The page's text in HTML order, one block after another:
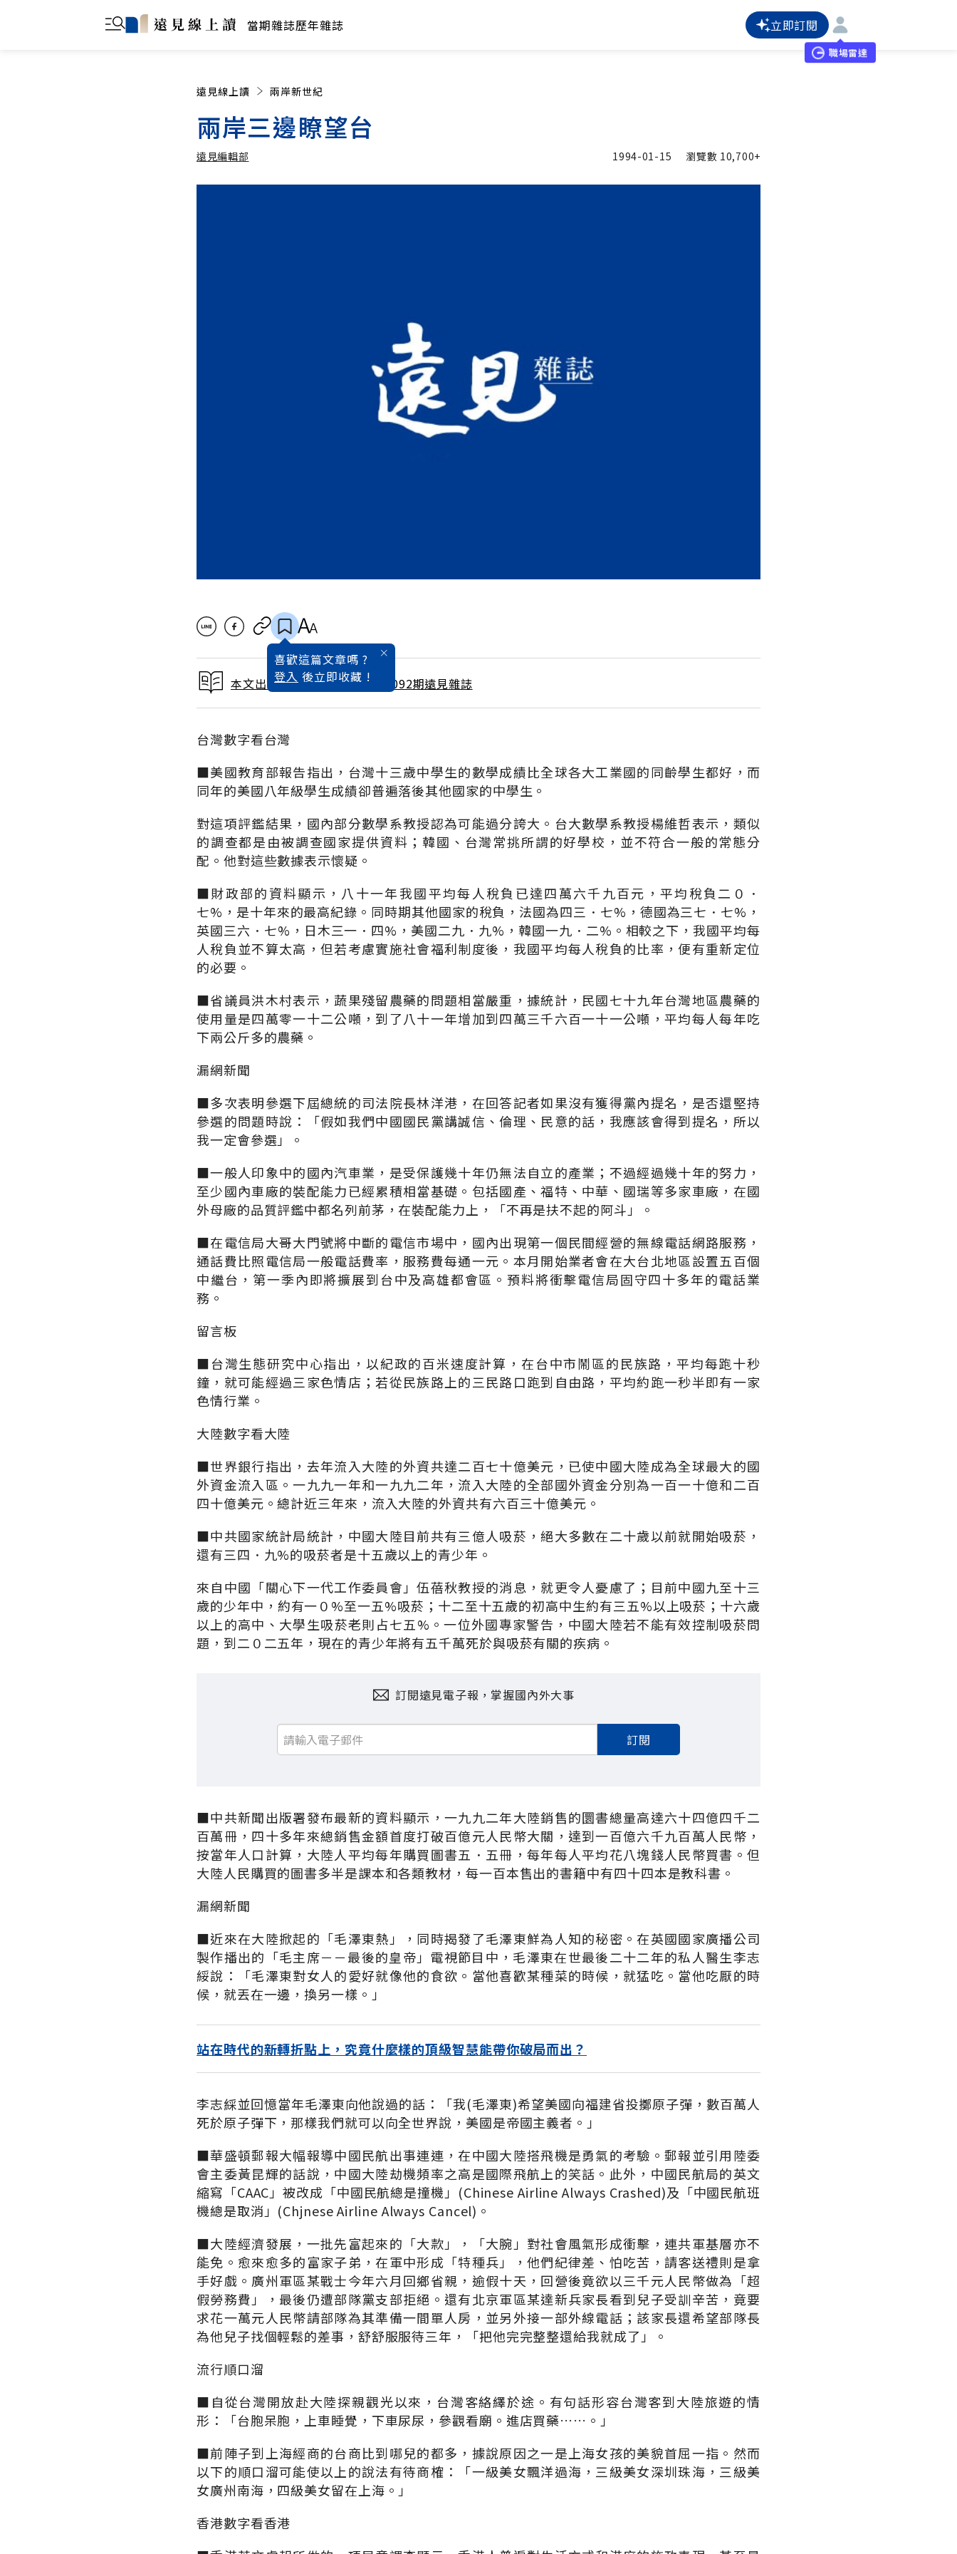
當期雜誌歷年雜誌 立即訂閱
職場雷達
遠見線上讀 兩岸新世紀
兩岸三邊瞭望台
遠見編輯部 1994-01-15 瀏覽數 10,700+
喜歡這篇文章嗎 ?
登入 後立即收藏 !
本文出自 1994 / 2月號雜誌 第092期遠見雜誌
台灣數字看台灣
■美國教育部報告指出，台灣十三歲中學生的數學成績比全球各大工業國的同齡學生都好，而
同年的美國八年級學生成績卻普遍落後其他國家的中學生。
對這項評鑑結果，國內部分數學系教授認為可能過分誇大。台大數學系教授楊維哲表示，類似
的調查都是由被調查國家提供資料；韓國、台灣常挑所謂的好學校，並不符合一般的常態分
配。他對這些數據表示懷疑。
■財政部的資料顯示，八十一年我國平均每人稅負已達四萬六千九百元，平均稅負二０．
七%，是十年來的最高紀錄。同時期其他國家的稅負，法國為四三．七%，德國為三七．七%，
英國三六．七%，日木三一．四%，美國二九．九%，韓國一九．二%。相較之下，我國平均每
人稅負並不算太高，但若考慮實施社會福利制度後，我國平均每人稅負的比率，便有重新定位
的必要。
■省議員洪木村表示，蔬果殘留農藥的問題相當嚴重，據統計，民國七十九年台灣地區農藥的
使用量是四萬零一十二公噸，到了八十一年增加到四萬三千六百一十一公噸，平均每人每年吃
下兩公斤多的農藥。
漏網新聞
■多次表明參選下屆總統的司法院長林洋港，在回答記者如果沒有獲得黨內提名，是否還堅持
參選的問題時說：「假如我們中國國民黨講誠信、倫理、民意的話，我應該會得到提名，所以
我一定會參選」。
■一般人印象中的國內汽車業，是受保護幾十年仍無法自立的產業；不過經過幾十年的努力，
至少國內車廠的裝配能力已經累積相當基礎。包括國產、福特、中華、國瑞等多家車廠，在國
外母廠的品質評鑑中都名列前茅，在裝配能力上，「不再是扶不起的阿斗」。
■在電信局大哥大門號將中斷的電信市場中，國內出現第一個民間經營的無線電話網路服務，
通話費比照電信局一般電話費率，服務費每通一元。本月開始業者會在大台北地區設置五百個
中繼台，第一季內即將擴展到台中及高雄都會區。預料將衝擊電信局固守四十多年的電話業
務。
留言板
■台灣生態研究中心指出，以紀政的百米速度計算，在台中市鬧區的民族路，平均每跑十秒
鐘，就可能經過三家色情店；若從民族路上的三民路口跑到自由路，平均約跑一秒半即有一家
色情行業。
大陸數字看大陸
■世界銀行指出，去年流入大陸的外資共達二百七十億美元，已使中國大陸成為全球最大的國
外資金流入區。一九九一年和一九九二年，流入大陸的全部國外資金分別為一百一十億和二百
四十億美元。總計近三年來，流入大陸的外資共有六百三十億美元。
■中共國家統計局統計，中國大陸目前共有三億人吸菸，絕大多數在二十歲以前就開始吸菸，
還有三四．九%的吸菸者是十五歲以上的青少年。
來自中國「關心下一代工作委員會」伍蓓秋教授的消息，就更令人憂慮了；目前中國九至十三
歲的少年中，約有一０%至一五%吸菸；十二至十五歲的初高中生約有三五%以上吸菸；十六歲
以上的高中、大學生吸菸老則占七五%。一位外國專家警告，中國大陸若不能有效控制吸菸問
題，到二０二五年，現在的青少年將有五千萬死於與吸菸有關的疾病。
訂閱遠見電子報，掌握國內外大事
訂閱
■中共新聞出版署發布最新的資料顯示，一九九二年大陸銷售的圜書總量高達六十四億四千二
百萬冊，四十多年來總銷售金額首度打破百億元人民幣大關，達到一百億六千九百萬人民幣，
按當年人口計算，大陸人平均每年購買圖書五．五冊，每年每人平均花八塊錢人民幣買書。但
大陸人民購買的圖書多半是課本和各類教材，每一百本售出的書籍中有四十四本是教科書。
漏網新聞
■近來在大陸掀起的「毛澤東熱」，同時揭發了毛澤東鮮為人知的秘密。在英國國家廣播公司
製作播出的「毛主席－－最後的皇帝」電視節目中，毛澤東在世最後二十二年的私人醫生李志
綏說：「毛澤東對女人的愛好就像他的食欲。當他喜歡某種菜的時候，就猛吃。當他吃厭的時
候，就丟在一邊，換另一樣。」
站在時代的新轉折點上，究竟什麼樣的頂級智慧能帶你破局而出？
李志綵並回憶當年毛澤東向他說過的話：「我(毛澤東)希望美國向福建省投擲原子彈，數百萬人
死於原子彈下，那樣我們就可以向全世界說，美國是帝國主義者。」
■華盛頓郵報大幅報導中國民航出事連連，在中國大陸搭飛機是勇氣的考驗。郵報並引用陸委
會主委黃昆輝的話說，中國大陸劫機頻率之高是國際飛航上的笑話。此外，中國民航局的英文
縮寫「CAAC」被改成「中國民航總是撞機」(Chinese Airline Always Crashed)及「中國民航班
機總是取消」(Chjnese Airline Always Cancel)。
■大陸經濟發展，一批先富起來的「大款」，「大腕」對社會風氣形成衝擊，連共軍基層亦不
能免。愈來愈多的富家子弟，在軍中形成「特種兵」，他們紀律差、怕吃苦，請客送禮則是拿
手好戲。廣州軍區某戰士今年六月回鄉省親，逾假十天，回營後竟欲以三千元人民幣做為「超
假勞務費」，最後仍遭部隊黨支部拒絕。還有北京軍區某達新兵家長看到兒子受訓辛苦，竟要
求花一萬元人民幣請部隊為其準備一間單人房，並另外接一部外線電話；該家長還希望部隊長
為他兒子找個輕鬆的差事，舒舒服服待三年，「把他完完整整還給我就成了」。
流行順口溜
■自從台灣開放赴大陸探親觀光以來，台灣客絡繹於途。有句話形容台灣客到大陸旅遊的情
形：「台胞呆胞，上車睡覺，下車尿尿，參觀看廟。進店買藥……。」
■前陣子到上海經商的台商比到哪兒的都多，據說原因之一是上海女孩的美貌首屈一指。然而
以下的順口溜可能使以上的說法有待商榷：「一級美女飄洋過海，三級美女深圳珠海，三級美
女廣州南海，四級美女留在上海。」
香港數字看香港